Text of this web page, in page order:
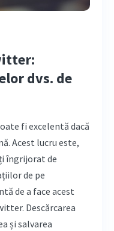
dvs. de
fi excelentă dacă
Acest lucru este,
îngrijorat de
de pe
de a face acest
Descărcarea
și salvarea